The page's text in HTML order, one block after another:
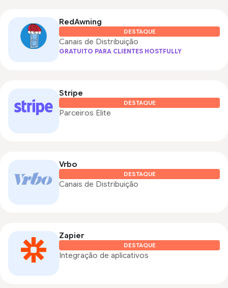
RedAwning
DESTAQUE
Canais de Distribuição
GRATUITO PARA CLIENTES HOSTFULLY
Stripe
DESTAQUE
Parceiros Elite
Vrbo
DESTAQUE
Canais de Distribuição
Zapier
DESTAQUE
Integração de aplicativos